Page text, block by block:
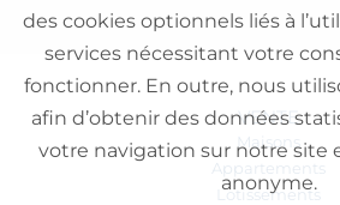
VENTE
Maisons
Appartements
Lotissements
des cookies optionnels liés à
services nécessitant votre
fonctionner. En outre, nous
afin d’obtenir des données
votre navigation sur notre site
anonyme.